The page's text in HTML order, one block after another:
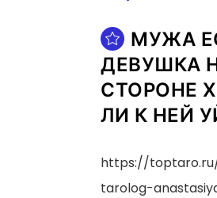
МУЖА
ДЕВУШКА
СТОРОНЕ
ЛИ К НЕЙ
https://
tarolog-